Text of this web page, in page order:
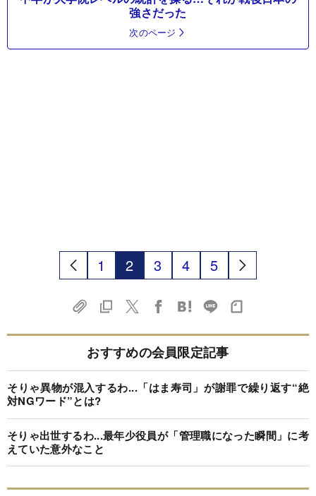
強さだった
次のページ
1 2 3 4 5
おすすめの会員限定記事
そりゃ異物が混入するわ...「はま寿司」が謝罪で繰り返す“絶
対NGワード”とは?
そりゃ出世するわ...最年少役員が「管理職になった瞬間」に考
えていた意外なこと